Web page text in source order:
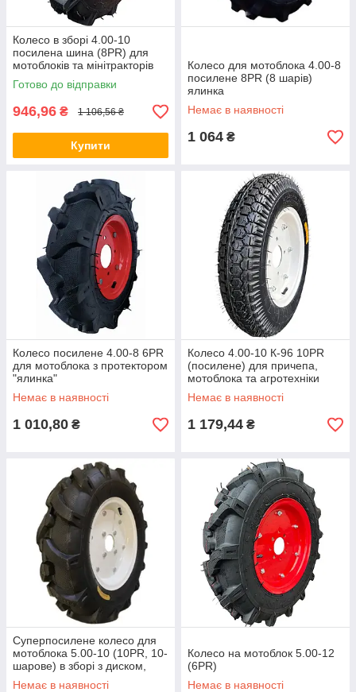
Колесо в зборі 4.00-10
посилена шина (8PR) для
мотоблоків та мінітракторів
Готово до відправки
946,96 ₴ 1 106,56 ₴
Купити
Колесо для мотоблока 4.00-8
посилене 8PR (8 шарів)
ялинка
Немає в наявності
1 064 ₴
Колесо посилене 4.00-8 6PR
для мотоблока з протектором
"ялинка"
Немає в наявності
1 010,80 ₴
Колесо 4.00-10 К-96 10PR
(посилене) для причепа,
мотоблока та агротехніки
Немає в наявності
1 179,44 ₴
Суперпосилене колесо для
мотоблока 5.00-10 (10PR, 10-
шарове) в зборі з диском,
Max Load 280кг
Немає в наявності
Колесо на мотоблок 5.00-12
(6PR)
Немає в наявності